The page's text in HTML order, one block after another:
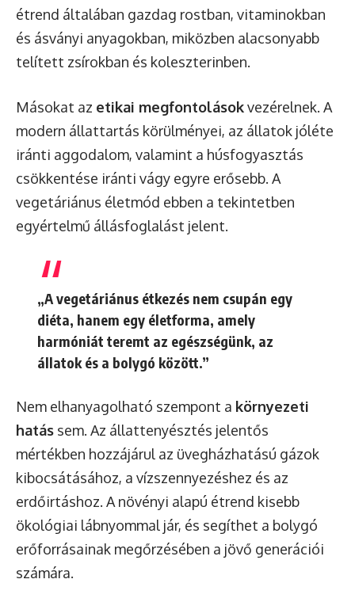
étrend általában gazdag rostban, vitaminokban
és ásványi anyagokban, miközben alacsonyabb
telített zsírokban és koleszterinben.
Másokat az etikai megfontolásokvezérelnek. A
modern állattartás körülményei, az állatok jóléte
iránti aggodalom, valamint a húsfogyasztás
csökkentése iránti vágy egyre erősebb. A
vegetáriánus életmód ebben a tekintetben
egyértelmű állásfoglalást jelent.
„A vegetáriánus étkezés nem csupán egy
diéta, hanem egy életforma, amely
harmóniát teremt az egészségünk, az
állatok és a bolygó között.”
Nem elhanyagolható szempont a környezeti
hatás sem. Az állattenyésztés jelentős
mértékben hozzájárul az üvegházhatású gázok
kibocsátásához, a vízszennyezéshez és az
erdőirtáshoz. A növényi alapú étrend kisebb
ökológiai lábnyommal jár, és segíthet a bolygó
erőforrásainak megőrzésében a jövő generációi
számára.